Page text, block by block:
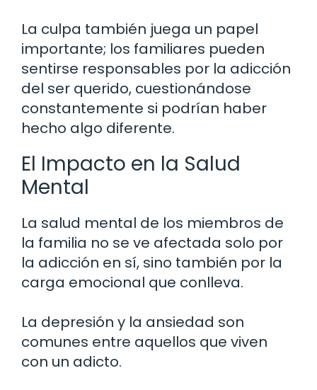
La culpa también juega un papel
importante; los familiares pueden
sentirse responsables por la adicción
del ser querido, cuestionándose
constantemente si podrían haber
hecho algo diferente.
El Impacto en la Salud
Mental
La salud mental de los miembros de
la familia no se ve afectada solo por
la adicción en sí, sino también por la
carga emocional que conlleva.
La depresión y la ansiedad son
comunes entre aquellos que viven
con un adicto.